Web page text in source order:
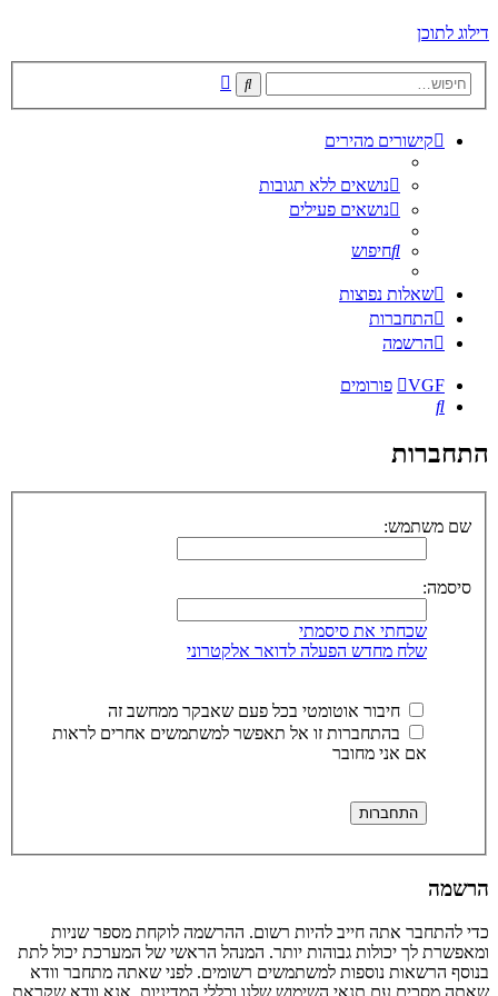
דילוג לתוכן
חיפוש
קישורים מהירים
נושאים ללא תגובות
נושאים פעילים
חיפוש
שאלות נפוצות
התחברות
הרשמה
VGF
פורומים
חיפוש
התחברות
שם משתמש:
סיסמה:
שכחתי את סיסמתי
שלח מחדש הפעלה לדואר אלקטרוני
חיבור אוטומטי בכל פעם שאבקר ממחשב זה
בהתחברות זו אל תאפשר למשתמשים אחרים לראות
אם אני מחובר
הרשמה
כדי להתחבר אתה חייב להיות רשום. ההרשמה לוקחת מספר שניות
ומאפשרת לך יכולות גבוהות יותר. המנהל הראשי של המערכת יכול לתת
בנוסף הרשאות נוספות למשתמשים רשומים. לפני שאתה מתחבר וודא
שאתה מסכים עם תנאי השימוש שלנו וכללי המדיניות. אנא וודא שקראת